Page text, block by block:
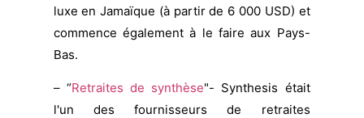
luxe en Jamaïque (à partir de 6 000 USD) et
commence également à le faire aux Pays-
Bas.
– “Retraites de synthèse"- Synthesis était
l'un des fournisseurs de retraites